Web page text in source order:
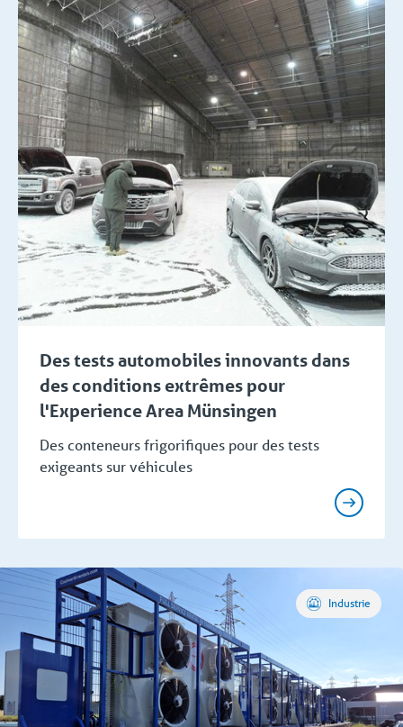
Des tests automobiles innovants dans
des conditions extrêmes pour
l'Experience Area Münsingen
Des conteneurs frigorifiques pour des tests
exigeants sur véhicules
Industrie